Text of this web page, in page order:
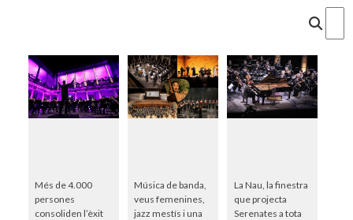
Més de 4.000
persones
consoliden l’èxit
Música de banda,
veus femenines,
jazz mestís i una
La Nau, la finestra
que projecta
Serenates a tota